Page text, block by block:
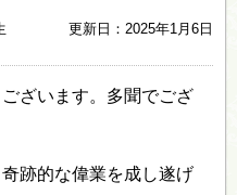
更新日：2025年1月6日
ざいます。多聞でござ
跡的な偉業を成し遂げ